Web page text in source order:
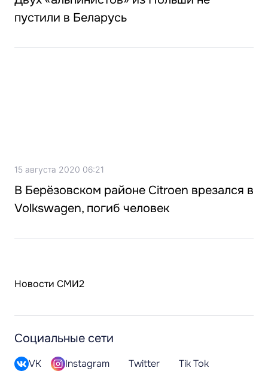
пустили в Беларусь
15 августа 2020 06:21
В Берёзовском районе Citroen врезался в
Volkswagen, погиб человек
Новости СМИ2
Социальные сети
VK Instagram Twitter
Tik Tok